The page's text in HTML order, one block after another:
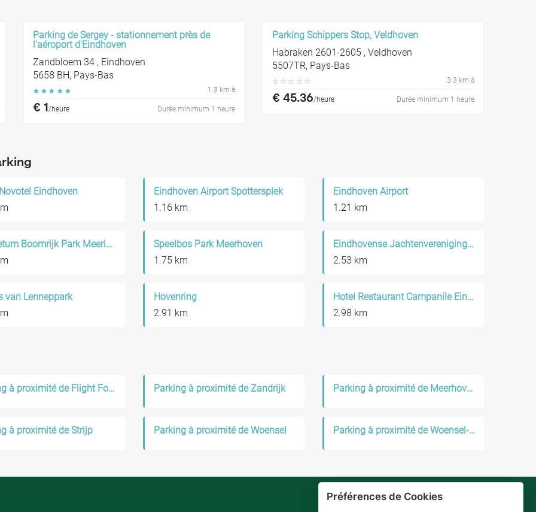
Parking de Sergey - stationnement près de
l'aéroport d'Eindhoven
Zandbloem 34 , Eindhoven
5658 BH, Pays-Bas
☆ ☆ ☆ ☆ ☆ 1.3 km à
€ 1/heure Durée minimum 1 heure
Parking Schippers Stop, Veldhoven
Habraken 2601-2605 , Veldhoven
5507TR, Pays-Bas
☆ ☆ ☆ ☆ ☆ 3.3 km à
€ 45.36/heure Durée minimum 1 heure
Eindhoven
Eindhoven Airport Spottersplek
1.16 km
Eindhoven Airport
1.21 km
Arboretum Boomrijk Park Meerland
Speelbos Park Meerhoven
1.75 km
Eindhovense Jachtenvereniging "Beatrix"
2.53 km
van Lenneppark
Hovenring
2.91 km
Hotel Restaurant Campanile Eindhoven
2.98 km
Parking à proximité de Flight Forum Parking à proximité de Zandrijk Parking à proximité de Meerhoven
à proximité de Strijp Parking à proximité de Woensel Parking à proximité de Woensel-Zuid
Préférences de Cookies